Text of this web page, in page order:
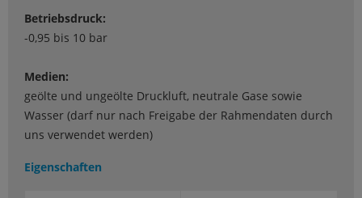
Betriebsdruck:
-0,95 bis 10 bar
Medien:
geölte und ungeölte Druckluft, neutrale Gase sowie
Wasser (darf nur nach Freigabe der Rahmendaten durch
uns verwendet werden)
Eigenschaften